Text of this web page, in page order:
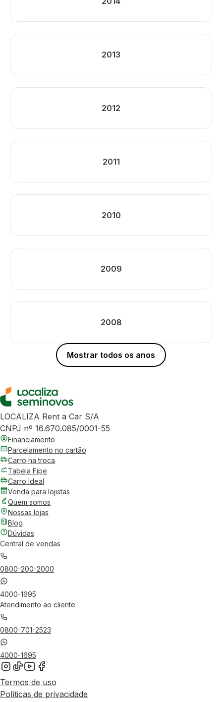
2013
2012
2011
2010
2009
2008
Mostrar todos os anos
LOCALIZA Rent a Car S/A
CNPJ nº 16.670.085/0001-55
Financiamento
Parcelamento no cartão
Carro na troca
Tabela Fipe
Carro Ideal
Venda para lojistas
Quem somos
Nossas lojas
Blog
Dúvidas
Central de vendas
0800-200-2000
4000-1695
Atendimento ao cliente
0800-701-2523
4000-1695
Termos de uso
Políticas de privacidade